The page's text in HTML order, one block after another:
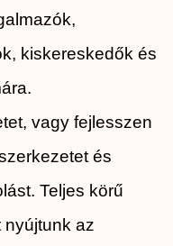
kiskereskedők és
vagy fejlesszen
és
Teljes körű
nyújtunk az